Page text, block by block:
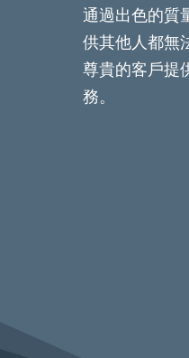
通過出色的質
供其他人都無
尊貴的客戶提
務。